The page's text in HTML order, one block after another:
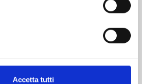
Accetta tutti
– CAMPUS KIMETSU! n. 6